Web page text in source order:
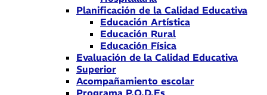
Planificación de la Calidad Educativa
Educación Artística
Educación Rural
Educación Física
Evaluación de la Calidad Educativa
Superior
Acompañamiento escolar
Programa P.O.D.Es